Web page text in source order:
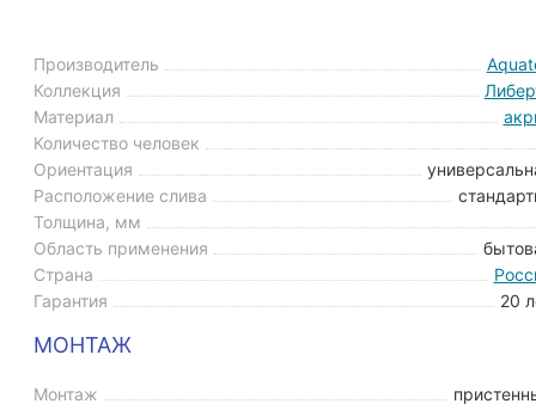
Производитель
Коллекция
Материал
Количество человек
Ориентация
Расположение слива
Толщина, мм
Область применения
Страна
Гарантия
20
МОНТАЖ
Монтаж